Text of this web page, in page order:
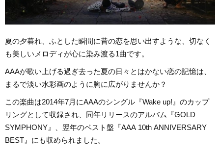
夏の夕暮れ、ふとした瞬間に昔の恋を思い出すような、切なく
も美しいメロディが心に染み渡る1曲です。
AAAが歌い上げる過ぎ去った夏の日々とはかない恋の記憶は、
まるで淡い水彩画のように胸に広がりませんか？
この楽曲は2014年7月にAAAのシングル『Wake up!』のカップ
リングとして収録され、同年リリースのアルバム『GOLD
SYMPHONY』、翌年のベスト盤『AAA 10th ANNIVERSARY
BEST』にも収められました。